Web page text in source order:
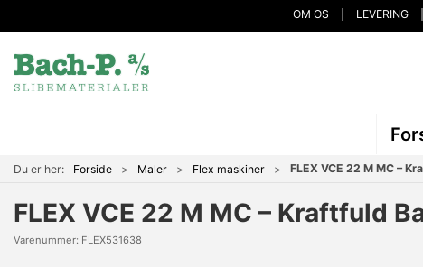
OM OS LEVERING
Du er her: Forside Maler Flex maskiner FLEX VCE 22 M MC –
FLEX VCE 22 M MC – Kraftfuld
Varenummer: FLEX531638